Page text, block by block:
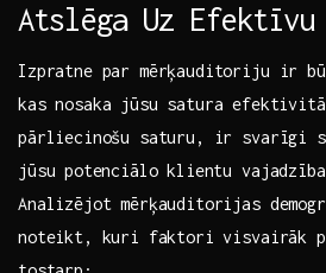
Atslēga​ Uz Efektīvu
Izpratne‍ par mērķauditoriju ir
kas nosaka‌ jūsu ​satura⁢
pārliecinošu ‌saturu, ir svarīgi
jūsu ⁤potenciālo klientu‌
Analizējot mērķauditorijas​
noteikt, kuri faktori visvairāk